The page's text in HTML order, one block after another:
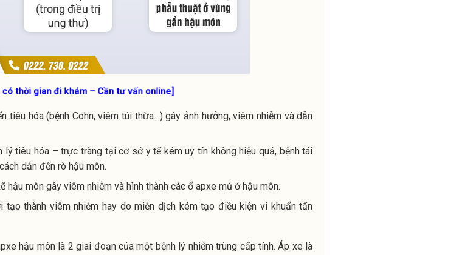
có thời gian đi khám – Cần tư vấn online]
tiêu hóa (bệnh Cohn, viêm túi thừa…) gây ảnh hưởng, viêm nhiễm và dẫn
lý tiêu hóa – trực tràng tại cơ sở y tế kém uy tín không hiệu quả, bệnh tái
dẫn đến rò hậu môn.
hậu môn gây viêm nhiễm và hình thành các ổ apxe mủ ở hậu môn.
tạo thành viêm nhiễm hay do miễn dịch kém tạo điều kiện vi khuẩn tấn
hậu môn là 2 giai đoạn của một bệnh lý nhiễm trùng cấp tính. Áp xe là